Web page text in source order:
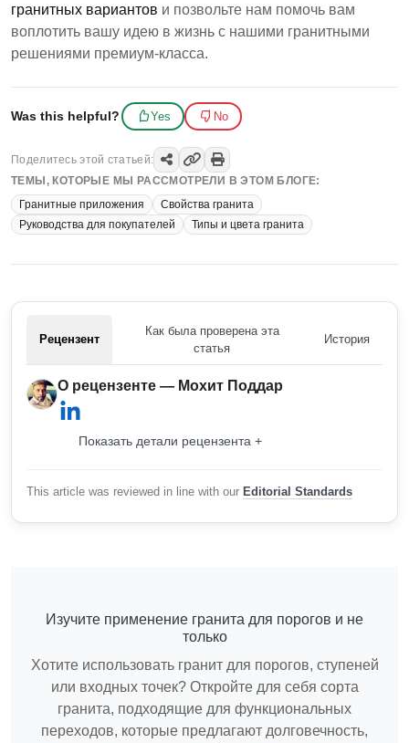
гранитных вариантов и позвольте нам помочь вам
воплотить вашу идею в жизнь с нашими гранитными
решениями премиум-класса.
Was this helpful? Yes No
Поделитесь этой статьей:
ТЕМЫ, КОТОРЫЕ МЫ РАССМОТРЕЛИ В ЭТОМ БЛОГЕ:
Гранитные приложения
Свойства гранита
Руководства для покупателей
Типы и цвета гранита
Рецензент
Как была проверена эта
статья
История
О рецензенте — Мохит Поддар
Показать детали рецензента +
This article was reviewed in line with our Editorial Standards
Изучите применение гранита для порогов и не
только
Хотите использовать гранит для порогов, ступеней
или входных точек? Откройте для себя сорта
гранита, подходящие для функциональных
переходов, которые предлагают долговечность,